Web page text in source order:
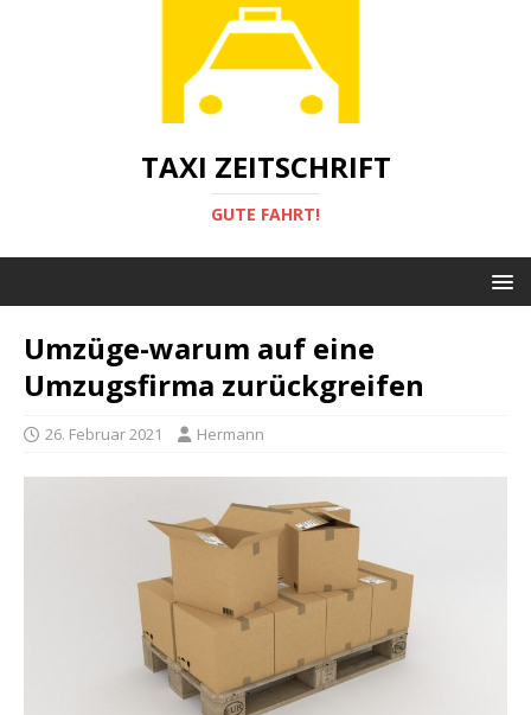
TAXI ZEITSCHRIFT
GUTE FAHRT!
Umzüge-warum auf eine
Umzugsfirma zurückgreifen
26. Februar 2021 Hermann